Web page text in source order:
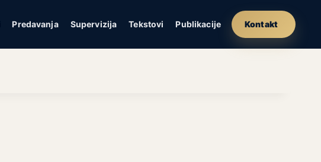
Predavanja Supervizija Tekstovi Publikacije Kontakt